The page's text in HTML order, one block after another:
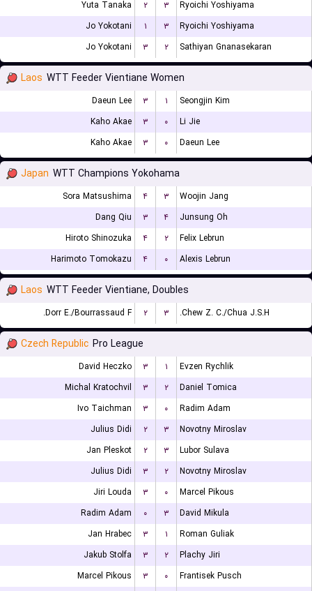
Yuta Tanaka ۲ ۳
Ryoichi Yoshiyama
Jo Yokotani
۱ ۳
Ryoichi Yoshiyama
Jo Yokotani
۳ ۲ Sathiyan Gnanasekaran
Laos WTT Feeder Vientiane Women
Daeun Lee ۳ ۱
Seongjin Kim
Kaho Akae
۳ ۰
Li Jie
Kaho Akae
۳ ۰ Daeun Lee
Japan WTT Champions Yokohama
Sora Matsushima ۴ ۳
Woojin Jang
Dang Qiu
۳ ۴
Junsung Oh
Hiroto Shinozuka
۴ ۲
Felix Lebrun
Harimoto Tomokazu
۴ ۰ Alexis Lebrun
Laos WTT Feeder Vientiane, Doubles
Dorr E./Bourrassaud F. ۲ ۳ Chew Z. C./Chua J.S.H.
Czech Republic Pro League
David Heczko ۳ ۱
Evzen Rychlik
Michal Kratochvil
۳ ۲
Daniel Tomica
Ivo Taichman
۳ ۰
Radim Adam
Julius Didi
۲ ۳
Novotny Miroslav
Jan Pleskot
۲ ۳
Lubor Sulava
Julius Didi
۳ ۲
Novotny Miroslav
Jiri Louda
۳ ۰
Marcel Pikous
Radim Adam
۰ ۳
David Mikula
Jan Hrabec
۳ ۱
Roman Guliak
Jakub Stolfa
۳ ۲
Plachy Jiri
Marcel Pikous
۳ ۰
Frantisek Pusch